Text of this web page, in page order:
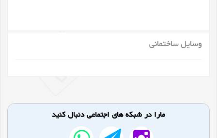
وسایل ساختمانی
مارا در شبکه های اجتماعی دنبال کنید